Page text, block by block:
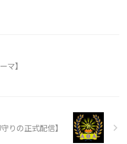
マ】
りの正式配信】